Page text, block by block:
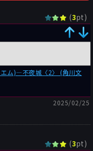
を舞台にした人生劇
たちの鎮魂歌とでも云
ろでこんな人が簡単に
れているのか。そう思
ては想像もつかないよ
ラした目を持ち、底な
(3pt)
ム)―不夜城〈2〉 (角川文
2025/02/25
(3pt)